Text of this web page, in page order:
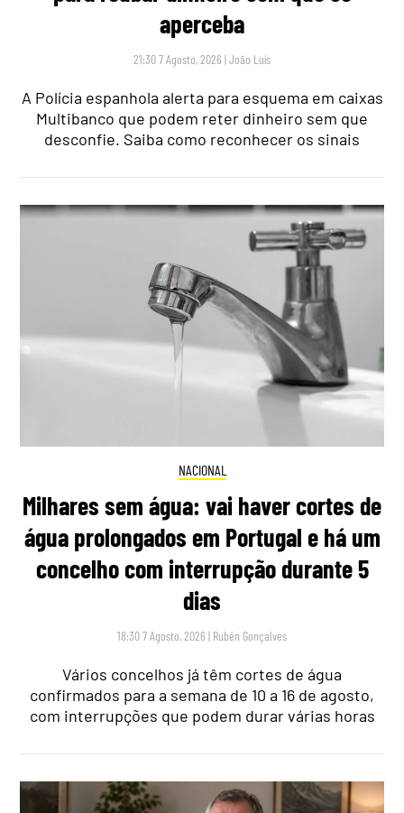
aperceba
21:30 7 Agosto, 2026 |João Luís
A Polícia espanhola alerta para esquema em caixas
Multibanco que podem reter dinheiro sem que
desconfie. Saiba como reconhecer os sinais
NACIONAL
Milhares sem água: vai haver cortes de
água prolongados em Portugal e há um
concelho com interrupção durante 5
dias
18:30 7 Agosto, 2026 | Rubén Gonçalves
Vários concelhos já têm cortes de água
confirmados para a semana de 10 a 16 de agosto,
com interrupções que podem durar várias horas